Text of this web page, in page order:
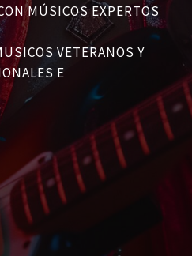
MÚSICOS EXPERTOS
VETERANOS Y
E